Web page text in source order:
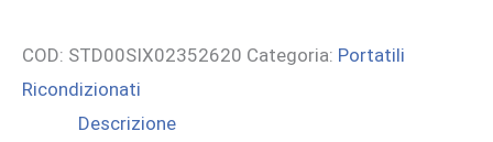
COD: STD00SIX02352620 Categoria: Portatili
Ricondizionati
Descrizione